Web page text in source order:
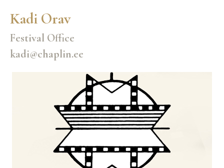
Kadi Orav
Festival Office
kadi@chaplin.ee